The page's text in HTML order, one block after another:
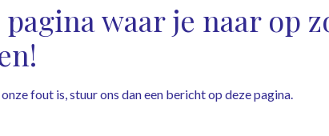
waar je naar op
fout is, stuur ons dan een bericht op deze pagina.